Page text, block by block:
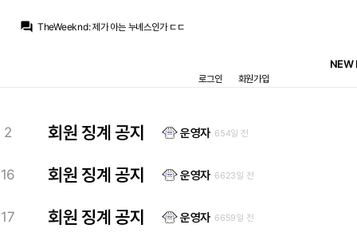
question_answer TheWeeknd:제가 아는 누녜스인가 ㄷㄷ
멘데스랑 뒤에서 누녜스 딜하고 있다는 소문도 있고
라그:지금도 훌리안 영입에 대해서 어차피 영입 안할거라 안되는 훌리안에 집착하는 척한다 이렇게 보는 사람도 있을걸요
초금아: 꼬마에서 악받쳐서 무조건 100M은 요구할거같은데
NEW
로그인 회원가입
2 회원 징계 공지 운영자 654일 전
16 회원 징계 공지 운영자 6623일 전
17 회원 징계 공지 운영자 6659일 전